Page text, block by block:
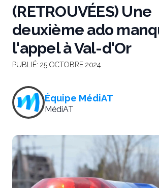
(RETROUVÉES) Une
deuxième ado
l'appel à Val-d'Or
PUBLIÉ: 25 OCTOBRE 2024
Équipe MédiAT
MédiAT